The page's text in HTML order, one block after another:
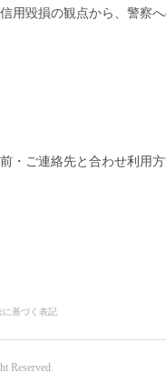
用毀損の観点から、警察
・ご連絡先と合わせ利用
基づく表記
Reserved.